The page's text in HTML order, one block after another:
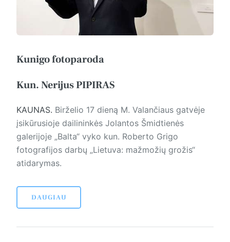
Kunigo fotoparoda
Kun. Nerijus PIPIRAS
KAUNAS. Birželio 17 dieną M. Valančiaus gatvėje
įsikūrusioje dailininkės Jolantos Šmidtienės
galerijoje „Balta“ vyko kun. Roberto Grigo
fotografijos darbų „Lietuva: mažmožių grožis“
atidarymas.
DAUGIAU